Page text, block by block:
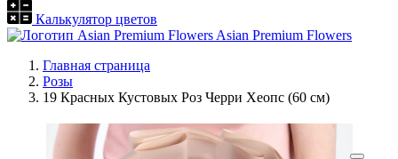
Калькулятор цветов
Asian Premium Flowers
Главная страница
Розы
19 Красных Кустовых Роз Черри Хеопс (60 см)